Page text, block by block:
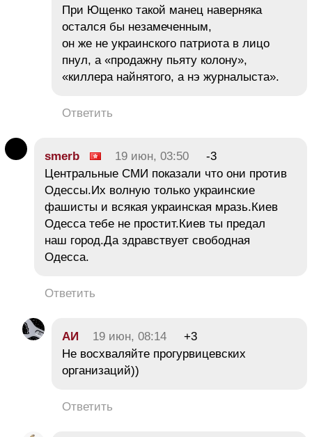
При Ющенко такой манец наверняка
остался бы незамеченным,
он же не украинского патриота в лицо
пнул, а «продажну пьяту колону»,
«киллера найнятого, а нэ журналыста».
Ответить
smerb 19 июн, 03:50
-3
Центральные СМИ показали что они против
Одессы.Их волную только украинские
фашисты и всякая украинская мразь.Киев
Одесса тебе не простит.Киев ты предал
наш город.Да здравствует свободная
Одесса.
Ответить
АИ 19 июн, 08:14
+3
Не восхваляйте прогурвицевских
организаций))
Ответить